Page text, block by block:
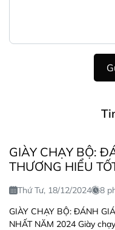
GIÀY CHẠY BỘ:
THƯƠNG HIỂU
Thứ Tư, 18/12/2024
8
GIÀY CHẠY BỘ: ĐÁNH
NHẤT NĂM 2024 Giày